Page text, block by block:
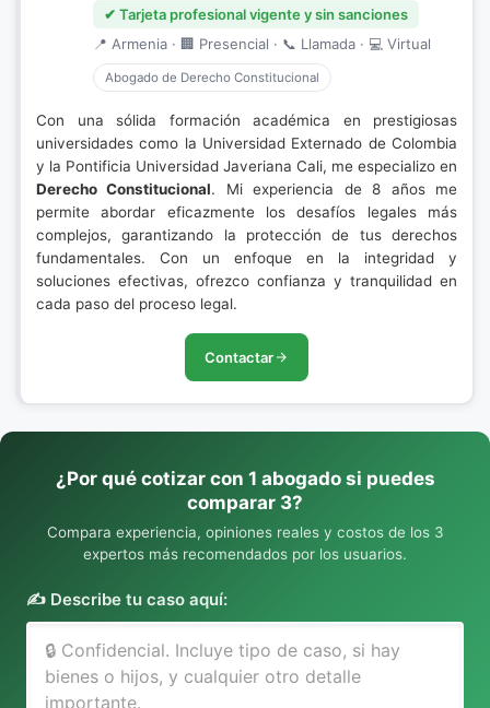
✔ Tarjeta profesional vigente y sin sanciones
📍 Armenia · 🏢 Presencial · 📞 Llamada · 💻 Virtual
Abogado de Derecho Constitucional
Con una sólida formación académica en prestigiosas
universidades como la Universidad Externado de Colombia
y la Pontificia Universidad Javeriana Cali, me especializo en
Derecho Constitucional. Mi experiencia de 8 años me
permite abordar eficazmente los desafíos legales más
complejos, garantizando la protección de tus derechos
fundamentales. Con un enfoque en la integridad y
soluciones efectivas, ofrezco confianza y tranquilidad en
cada paso del proceso legal.
Contactar
¿Por qué cotizar con 1 abogado si puedes
comparar 3?
Compara experiencia, opiniones reales y costos de los 3
expertos más recomendados por los usuarios.
✍️ Describe tu caso aquí: